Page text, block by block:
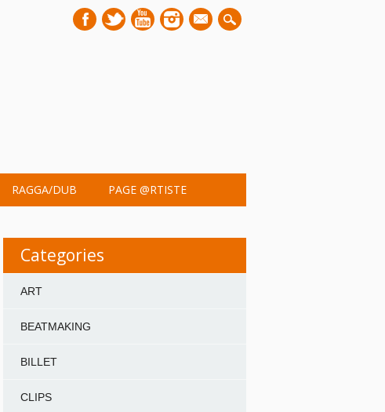
mail
RAGGA/DUB PAGE @RTISTE
Categories
ART
BEATMAKING
BILLET
CLIPS